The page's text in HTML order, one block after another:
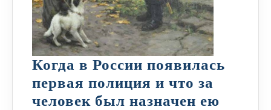
Когда в России появилась
первая полиция и что за
человек был назначен ею